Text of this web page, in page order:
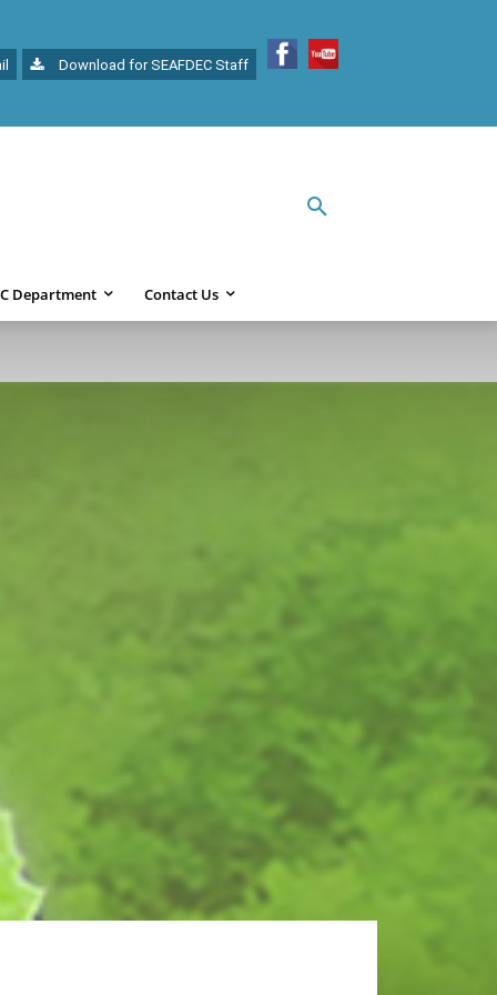
Download for SEAFDEC Staff
Department Contact Us